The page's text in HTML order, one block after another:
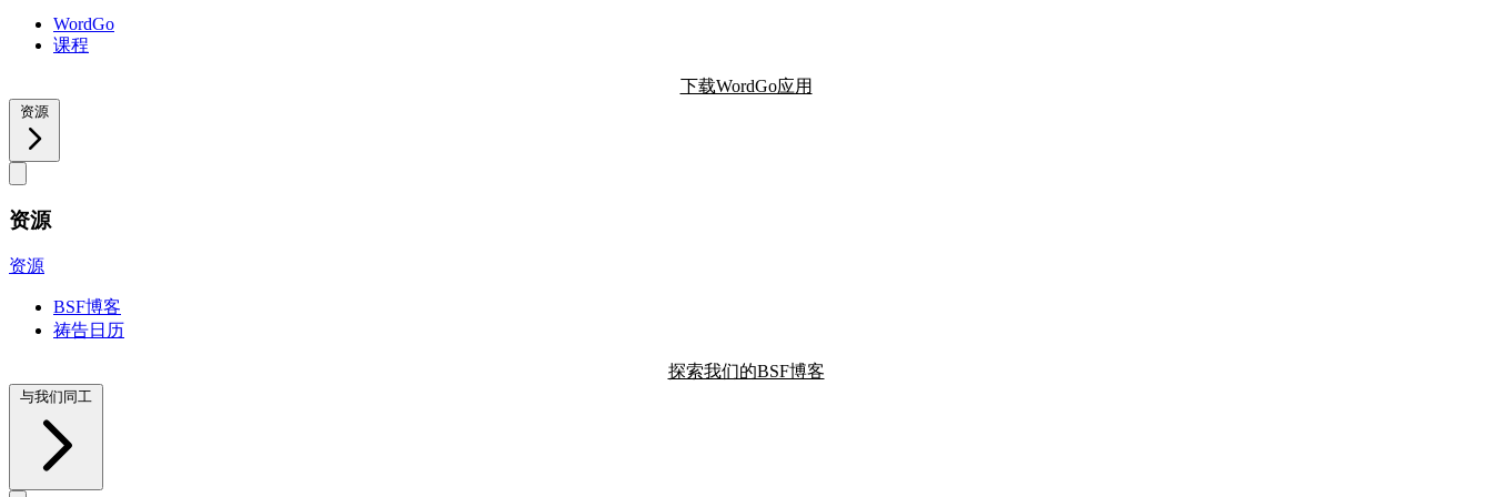
WordGo
课程
下载WordGo应用
资源
资源
资源
BSF博客
祷告日历
探索我们的BSF博客
与我们同工